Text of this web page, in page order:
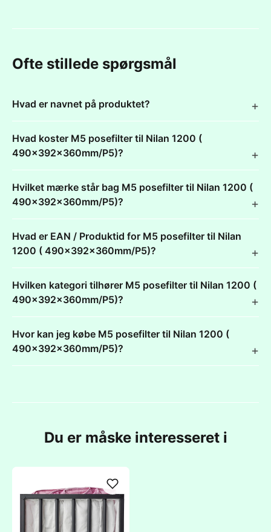
Ofte stillede spørgsmål
Hvad er navnet på produktet?
Hvad koster M5 posefilter til Nilan 1200 (
490x392x360mm/P5)?
Hvilket mærke står bag M5 posefilter til Nilan 1200 (
490x392x360mm/P5)?
Hvad er EAN / Produktid for M5 posefilter til Nilan
1200 ( 490x392x360mm/P5)?
Hvilken kategori tilhører M5 posefilter til Nilan 1200 (
490x392x360mm/P5)?
Hvor kan jeg købe M5 posefilter til Nilan 1200 (
490x392x360mm/P5)?
Du er måske interesseret i